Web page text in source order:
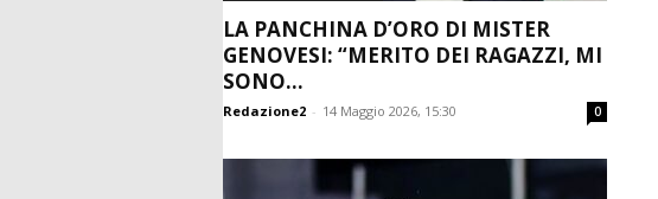
LA PANCHINA D’ORO DI MISTER
GENOVESI: “MERITO DEI RAGAZZI, MI
SONO...
Redazione2 - 14 Maggio 2026, 15:30 0